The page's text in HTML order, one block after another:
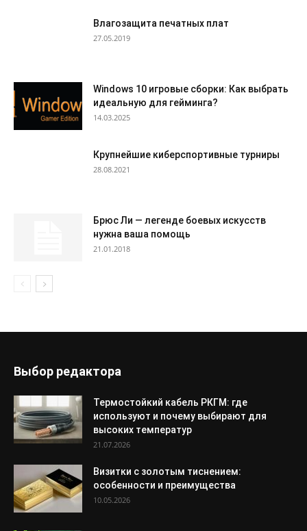
Влагозащита печатных плат
27.05.2019
Windows 10 игровые сборки: Как выбрать
идеальную для гейминга?
14.03.2025
Крупнейшие киберспортивные турниры
28.08.2021
Брюс Ли — легенде боевых искусств
нужна ваша помощь
21.01.2018
Выбор редактора
Термостойкий кабель РКГМ: где
используют и почему выбирают для
высоких температур
21.07.2026
Визитки с золотым тиснением:
особенности и преимущества
10.05.2026